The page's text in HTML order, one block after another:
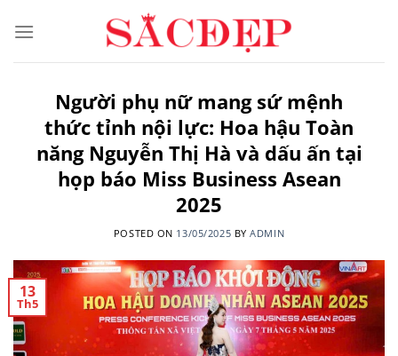
Người phụ nữ mang sứ mệnh
thức tỉnh nội lực: Hoa hậu Toàn
năng Nguyễn Thị Hà và dấu ấn tại
họp báo Miss Business Asean
2025
POSTED ON 13/05/2025 BYADMIN
13
Th5